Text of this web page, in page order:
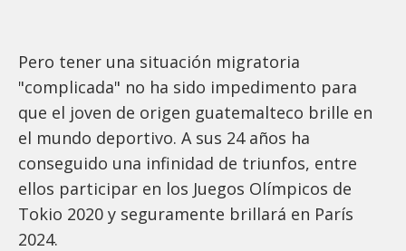
Pero tener una situación migratoria
"complicada" no ha sido impedimento para
que el joven de origen guatemalteco brille en
el mundo deportivo. A sus 24 años ha
conseguido una infinidad de triunfos, entre
ellos participar en los Juegos Olímpicos de
Tokio 2020 y seguramente brillará en París
2024.